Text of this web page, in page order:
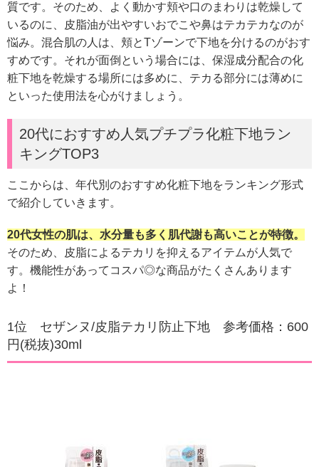
質です。 そのため、よく動かす頬や口のまわりは乾燥して
いるのに、皮脂油が出やすいおでこや鼻はテカテカなのが
悩み。 混合肌の人は、頬とTゾーンで下地を分けるのがおす
すめです。 それが面倒という場合には、保湿成分配合の化
粧下地を乾燥する場所には多めに、テカる部分には薄めに
といった使用法を心がけましょう。
20代におすすめ人気プチプラ化粧下地ラン
キングTOP3
ここからは、年代別のおすすめ化粧下地をランキング形式
で紹介していきます。
20代女性の肌は、水分量も多く肌代謝も高いことが特徴。
そのため、皮脂によるテカリを抑えるアイテムが人気で
す。 機能性があってコスパ◎な商品がたくさんあります
よ！
1位 セザンヌ/皮脂テカリ防止下地 参考価格：600
円(税抜)30ml